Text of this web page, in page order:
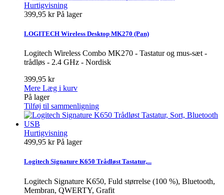
Hurtigvisning
399,95 krPå lager
LOGITECH Wireless Desktop MK270 (Pan)
Logitech Wireless Combo MK270 - Tastatur og mus-sæt -
trådløs - 2.4 GHz - Nordisk
399,95 kr
Mere Læg i kurv
På lager
Tilføj til sammenligning
Hurtigvisning
499,95 krPå lager
Logitech Signature K650 Trådløst Tastatur,...
Logitech Signature K650, Fuld størrelse (100 %), Bluetooth,
Membran, QWERTY, Grafit